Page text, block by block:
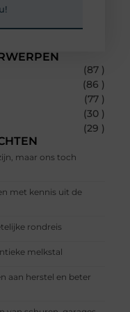
(87 )
(86 )
(77 )
(30 )
(29 )
maar ons toch
met kennis uit de
rondreis
melkstal
aan herstel en beter